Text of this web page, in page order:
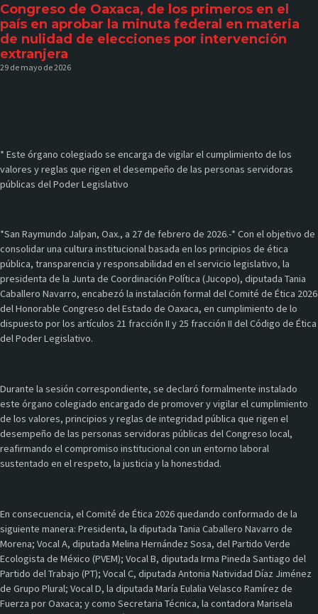
Congreso de Oaxaca, de los primeros en el
país en aprobar la minuta federal en materia
de nulidad de elecciones por intervención
extranjera
29 de mayo de 2026
* Este órgano colegiado se encarga de vigilar el cumplimiento de los
valores y reglas que rigen el desempeño de las personas servidoras
públicas del Poder Legislativo
*San Raymundo Jalpan, Oax., a 27 de febrero de 2026.-* Con el objetivo de
consolidar una cultura institucional basada en los principios de ética
pública, transparencia y responsabilidad en el servicio legislativo, la
presidenta de la Junta de Coordinación Política (Jucopo), diputada Tania
Caballero Navarro, encabezó la instalación formal del Comité de Ética 2026
del Honorable Congreso del Estado de Oaxaca, en cumplimiento de lo
dispuesto por los artículos 21 fracción II y 25 fracción II del Código de Ética
del Poder Legislativo.
Durante la sesión correspondiente, se declaró formalmente instalado
este órgano colegiado encargado de promover y vigilar el cumplimiento
de los valores, principios y reglas de integridad pública que rigen el
desempeño de las personas servidoras públicas del Congreso local,
reafirmando el compromiso institucional con un entorno laboral
sustentado en el respeto, la justicia y la honestidad.
En consecuencia, el Comité de Ética 2026 quedando conformado de la
siguiente manera: Presidenta, la diputada Tania Caballero Navarro de
Morena; Vocal A, diputada Melina Hernández Sosa, del Partido Verde
Ecologista de México (PVEM); Vocal B, diputada Irma Pineda Santiago del
Partido del Trabajo (PT); Vocal C, diputada Antonia Natividad Díaz Jiménez
de Grupo Plural; Vocal D, la diputada María Eulalia Velasco Ramírez de
Fuerza por Oaxaca; y como Secretaria Técnica, la contadora Marisela